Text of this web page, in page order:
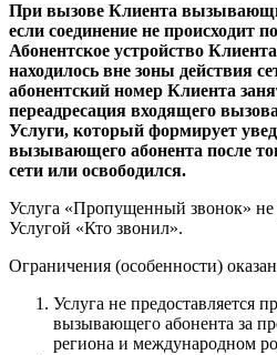
При вызове Клиента
если соединение не происходит
Абонентское устройство
находилось вне зоны действия
абонентский номер Клиента
переадресация входящего
Услуги, который формирует
вызывающего абонента после
сети или освободился.
Услуга «Пропущенный звонок» не
Услугой «Кто звонил».
Ограничения (особенности)
Услуга не предоставляется
вызывающего абонента за
региона и международном